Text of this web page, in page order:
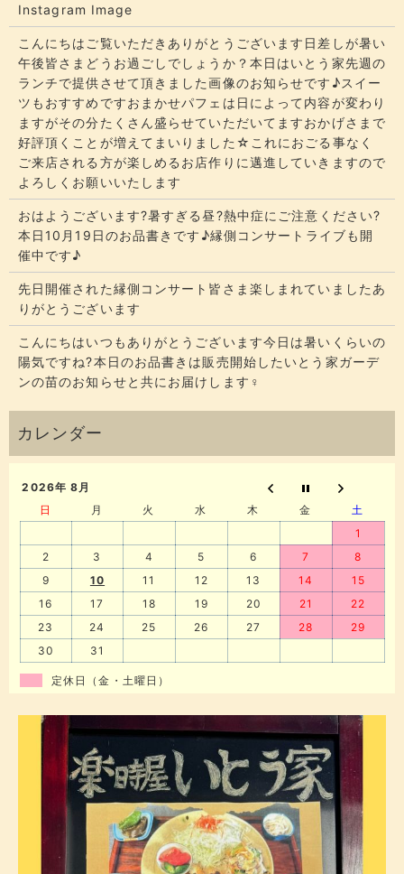
Instagram Image
こんにちはご覧いただきありがとうございます​​​日差しが暑い
午後皆さまどうお過ごしでしょうか？​​​本日はいとう家先週の
ランチで提供させて頂きました画像のお知らせです♪スイー
ツもおすすめですおまかせパフェは日によって内容が変わり
ますがその分たくさん盛らせていただいてます​​​おかげさまで
好評頂くことが増えてまいりました☆​​これにおごる事なく
ご来店される方が楽しめるお店作りに邁進していきますので
よろしくお願いいたします
おはようございます?暑すぎる昼?熱中症にご注意ください?
本日10月19日のお品書きです♪縁側コンサートライブも開
催中です♪
先日開催された縁側コンサート皆さま楽しまれていましたあ
りがとうございます
こんにちはいつもありがとうございます今日は暑いくらいの
陽気ですね?本日のお品書きは販売開始したいとう家ガーデ
ンの苗のお知らせと共にお届けします‍♀️
2026年 8月
日
月 火 水 木 金
土
1
2
3 4 5 6 7
8
9
10 11 12 13 14
15
16
17 18 19 20 21
22
23
24 25 26 27 28
29
30
31
定休日（金・土曜日）